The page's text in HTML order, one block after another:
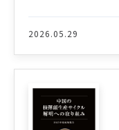
2026.05.29